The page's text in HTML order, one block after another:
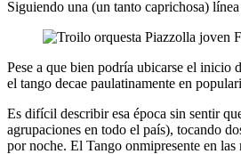
Siguiendo una (un tanto caprichosa)
Pese a que bien podría ubicarse el inicio
el tango decae paulatinamente en
Es difícil describir esa época sin sentir
agrupaciones en todo el país), tocando
por noche. El Tango onmipresente en